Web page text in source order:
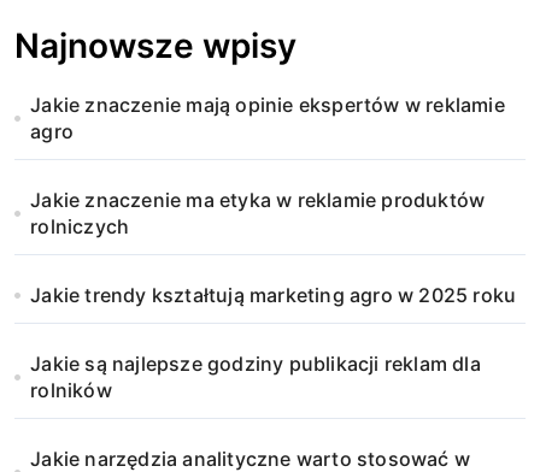
Najnowsze wpisy
Jakie znaczenie mają opinie ekspertów w reklamie
agro
Jakie znaczenie ma etyka w reklamie produktów
rolniczych
Jakie trendy kształtują marketing agro w 2025 roku
Jakie są najlepsze godziny publikacji reklam dla
rolników
Jakie narzędzia analityczne warto stosować w